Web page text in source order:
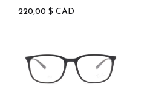
220,00 $ CAD